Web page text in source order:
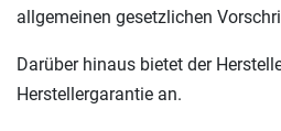
allgemeinen gesetzlichen
Darüber hinaus bietet der
Herstellergarantie an.